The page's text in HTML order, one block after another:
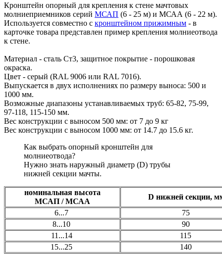
Кронштейн опорный для крепления к стене мачтовых
молниеприемников серий МСАП (6 - 25 м) и МСАА (6 - 22 м).
Используется совместно с кронштейном прижимным - в
карточке товара представлен пример крепления молниеотвода
к стене.
Материал - сталь Ст3, защитное покрытие - порошковая
окраска.
Цвет - серый (RAL 9006 или RAL 7016).
Выпускается в двух исполнениях по размеру выноса: 500 и
1000 мм.
Возможные диапазоны устанавливаемых труб: 65-82, 75-99,
97-118, 115-150 мм.
Вес конструкции с выносом 500 мм: от 7 до 9 кг
Вес конструкции с выносом 1000 мм: от 14.7 до 15.6 кг.
Как выбрать опорный кронштейн для
молниеотвода?
Нужно знать наружный диаметр (D) трубы
нижней секции мачты.
номинальная высота
МСАП / МСАА
D нижней секции,
6...7
75
8...10
90
11...14
115
15...25
140